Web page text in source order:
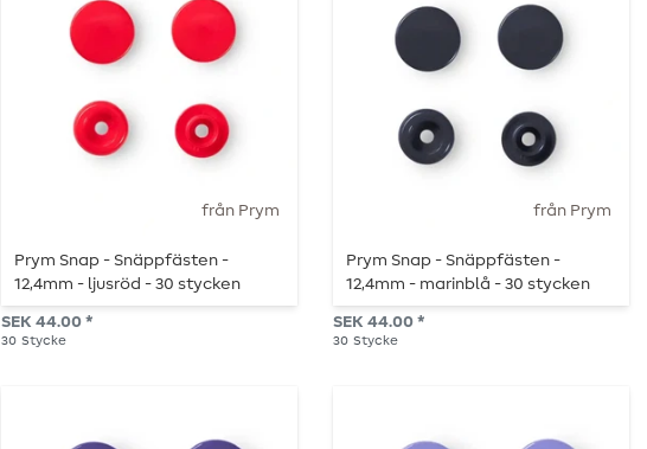
från Prym
Prym Snap - Snäppfästen -
12,4mm - ljusröd - 30 stycken
SEK 44.00 *
30 Stycke
från Prym
Prym Snap - Snäppfästen -
12,4mm - marinblå - 30 stycken
SEK 44.00 *
30 Stycke